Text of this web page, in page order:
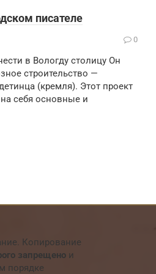
писателе
0
в Вологду столицу Он
строительство —
(кремля). Этот проект
себя основные и
Копирование
запрещено и
порядке